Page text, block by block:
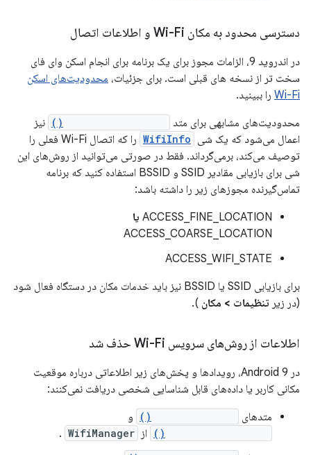
دسترسی محدود به مکان Wi-Fi و اطلاعات اتصال
در اندروید 9، الزامات مجوز برای یک برنامه برای انجام اسکن وای فای
سخت تر از نسخه های قبلی است. برای جزئیات، محدودیت‌های اسکن
Wi-Fi را ببینید.
محدودیت‌های مشابهی برای متد
نیز
اعمال می‌شود که یک شی WifiInfo
را که اتصال Wi-Fi فعلی را
توصیف می‌کند، برمی‌گرداند. فقط در صورتی می‌توانید از روش‌های این
شی برای بازیابی مقادیر SSID و BSSID استفاده کنید که برنامه
تماس‌گیرنده مجوزهای زیر را داشته باشد:
ACCESS_FINE_LOCATION یا
ACCESS_COARSE_LOCATION
ACCESS_WIFI_STATE
برای بازیابی SSID یا BSSID نیز باید خدمات مکان در دستگاه فعال شود
(در زیر تنظیمات > مکان ).
اطلاعات از روش‌های سرویس Wi-Fi حذف شد
در Android 9، رویدادها و پخش‌های زیر اطلاعاتی درباره موقعیت
مکانی کاربر یا داده‌های قابل شناسایی شخصی دریافت نمی‌کنند:
متدهای
و
از WifiManager
.